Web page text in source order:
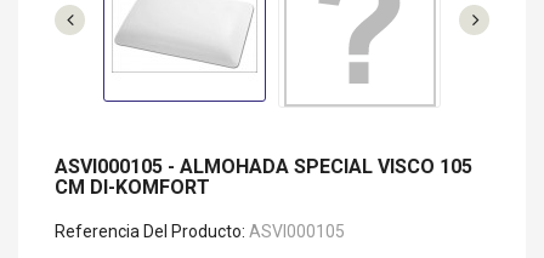
ASVI000105 - ALMOHADA SPECIAL VISCO 105
CM DI-KOMFORT
Referencia Del Producto: ASVI000105